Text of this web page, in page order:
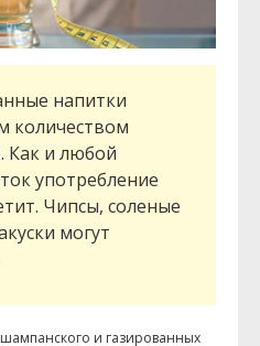
напитки
количеством
Как и любой
употребление
Чипсы, соленые
могут
и газированных